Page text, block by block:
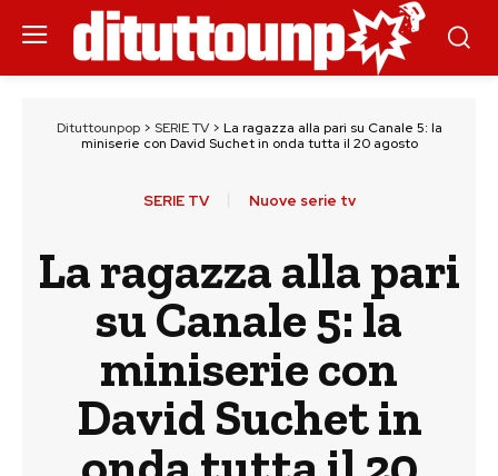
Dituttounpop> SERIE TV> La ragazza alla pari su Canale 5: la
miniserie con David Suchet in onda tutta il 20 agosto
SERIE TV Nuove serie tv
La ragazza alla pari
su Canale 5: la
miniserie con
David Suchet in